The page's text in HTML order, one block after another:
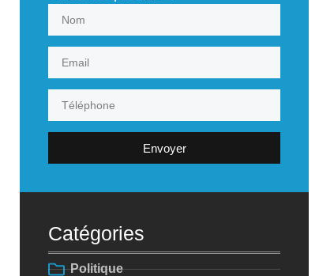
Envoyer
Catégories
Politique